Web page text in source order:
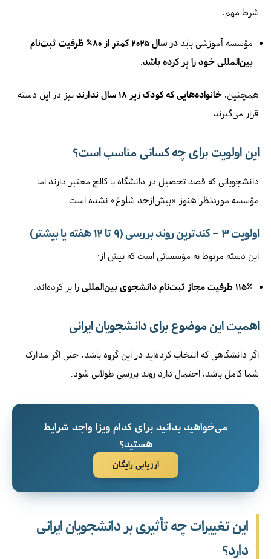
شرط مهم:
مؤسسه آموزشی باید
در سال ۲۰۲۵ کمتر از ۸۰٪ ظرفیت ثبت‌نام
بین‌المللی خود را پر کرده باشد.
همچنین، خانواده‌هایی که کودک زیر ۱۸ سال ندارند
نیز در این دسته
قرار می‌گیرند.
این اولویت برای چه کسانی مناسب است؟
دانشجویانی که قصد تحصیل در دانشگاه یا کالج معتبر دارند اما
مؤسسه موردنظر هنوز «بیش‌ازحد شلوغ» نشده است.
اولویت ۳ – کندترین روند بررسی (۹ تا ۱۲ هفته یا بیشتر)
این دسته مربوط به مؤسساتی است که بیش از:
۱۱۵٪ ظرفیت مجاز ثبت‌نام دانشجوی بین‌المللی را پر کرده‌اند.
اهمیت این موضوع برای دانشجویان ایرانی
اگر دانشگاهی که انتخاب کرده‌اید در این گروه باشد، حتی اگر مدارک
شما کامل باشد، احتمال دارد روند بررسی طولانی شود.
می‌خواهید بدانید برای کدام ویزا واجد شرایط
هستید؟
ارزیابی رایگان
این تغییرات چه تأثیری بر دانشجویان ایرانی
دارد؟